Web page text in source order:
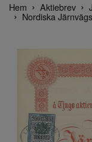
Hem Aktiebrev
Nordiska